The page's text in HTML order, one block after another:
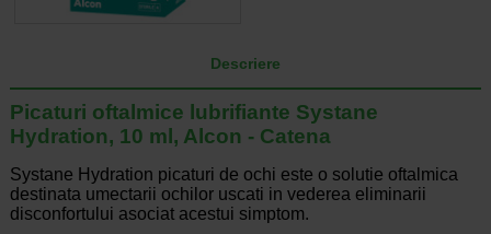
Descriere
Picaturi oftalmice lubrifiante Systane
Hydration, 10 ml, Alcon - Catena
Systane Hydration picaturi de ochi este o solutie oftalmica
destinata umectarii ochilor uscati in vederea eliminarii
disconfortului asociat acestui simptom.